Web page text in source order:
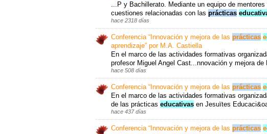
...P y Bachillerato. Mediante un equipo de
cuestiones relacionadas con las prácticas
hace 2318 días
Conferencia “Innovación y mejora de las prácticas
aprendizaje” por M.A. Castiella
En el marco de las actividades formativas
profesor Miguel Angel Cast...nnovación y mejora de
hace 508 días
Conferencia “Innovación y mejora de las prácticas
En el marco de las actividades formativas
de las prácticas educativas en Jesuïtes
hace 437 días
Conferencia “Innovación y mejora de las prácticas